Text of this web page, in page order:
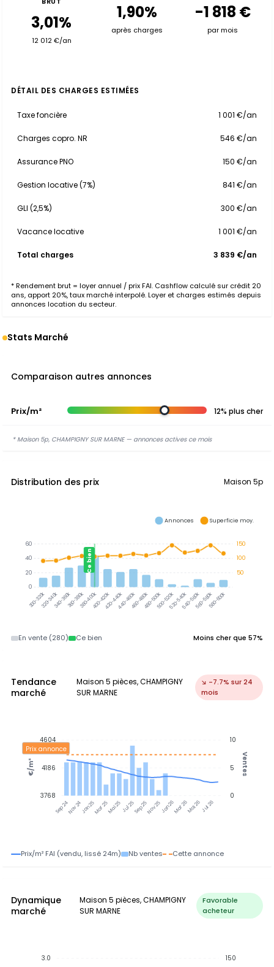
3,01%
12 012 €/an
1,90%
après charges
-1 818 €
par mois
DÉTAIL DES CHARGES ESTIMÉES
Taxe foncière 1 001 €/an
Charges copro. NR 546 €/an
Assurance PNO 150 €/an
Gestion locative (7%) 841 €/an
GLI (2,5%) 300 €/an
Vacance locative 1 001 €/an
Total charges 3 839 €/an
* Rendement brut = loyer annuel / prix FAI. Cashflow calculé sur crédit 20
ans, apport 20%, taux marché interpolé. Loyer et charges estimés depuis
annonces location du secteur.
Stats Marché
Comparaison autres annonces
Prix/m² 12% plus cher
* Maison 5p, CHAMPIGNY SUR MARNE — annonces actives ce mois
Distribution des prix Maison 5p
300-320k320-340k340-360k360-380k380-400k400-420k420-440k440-460k460-480k480-500k500-520k520-540k540-560k560-580k580-600k
Ce bien
150
100
50
60
40
20
0
Annonces Superficie moy.
En vente (280) Ce bien Moins cher que 57%
Tendance
marché
Maison 5 pièces, CHAMPIGNY
SUR MARNE
↘ -7.7% sur 24
mois
Sep 24Nov 24Jan 25Mar 25Mai 25Jul 25Sep 25Nov 25Jan 26Mar 26Mai 26Jul 26
Prix annonce
10
5
0
Ventes
4604
4186
3768
€/m²
Prix/m² FAI (vendu, lissé 24m) Nb ventes Cette annonce
Dynamique
marché
Maison 5 pièces, CHAMPIGNY
SUR MARNE
Favorable
acheteur
150
3.0